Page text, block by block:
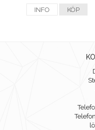
INFO KÖP